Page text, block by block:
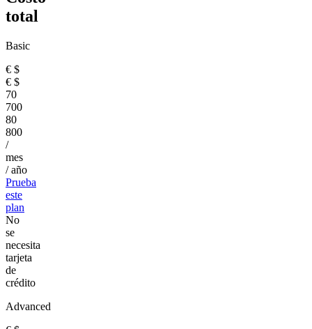
total
Basic
€ $
€ $
70
700
80
800
/
mes
/ año
Prueba
este
plan
No
se
necesita
tarjeta
de
crédito
Advanced